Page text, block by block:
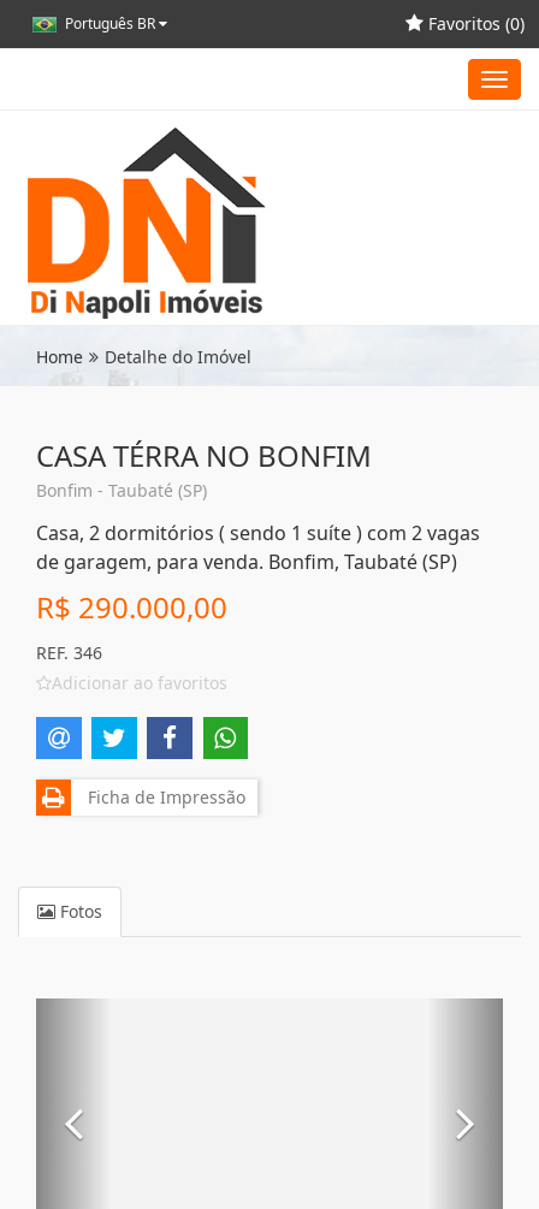
Português BR Favoritos (0)
Home Detalhe do Imóvel
CASA TÉRRA NO BONFIM
Bonfim - Taubaté (SP)
Casa, 2 dormitórios ( sendo 1 suíte ) com 2 vagas
de garagem, para venda. Bonfim, Taubaté (SP)
R$ 290.000,00
REF. 346
Adicionar ao favoritos
Ficha de Impressão
Fotos